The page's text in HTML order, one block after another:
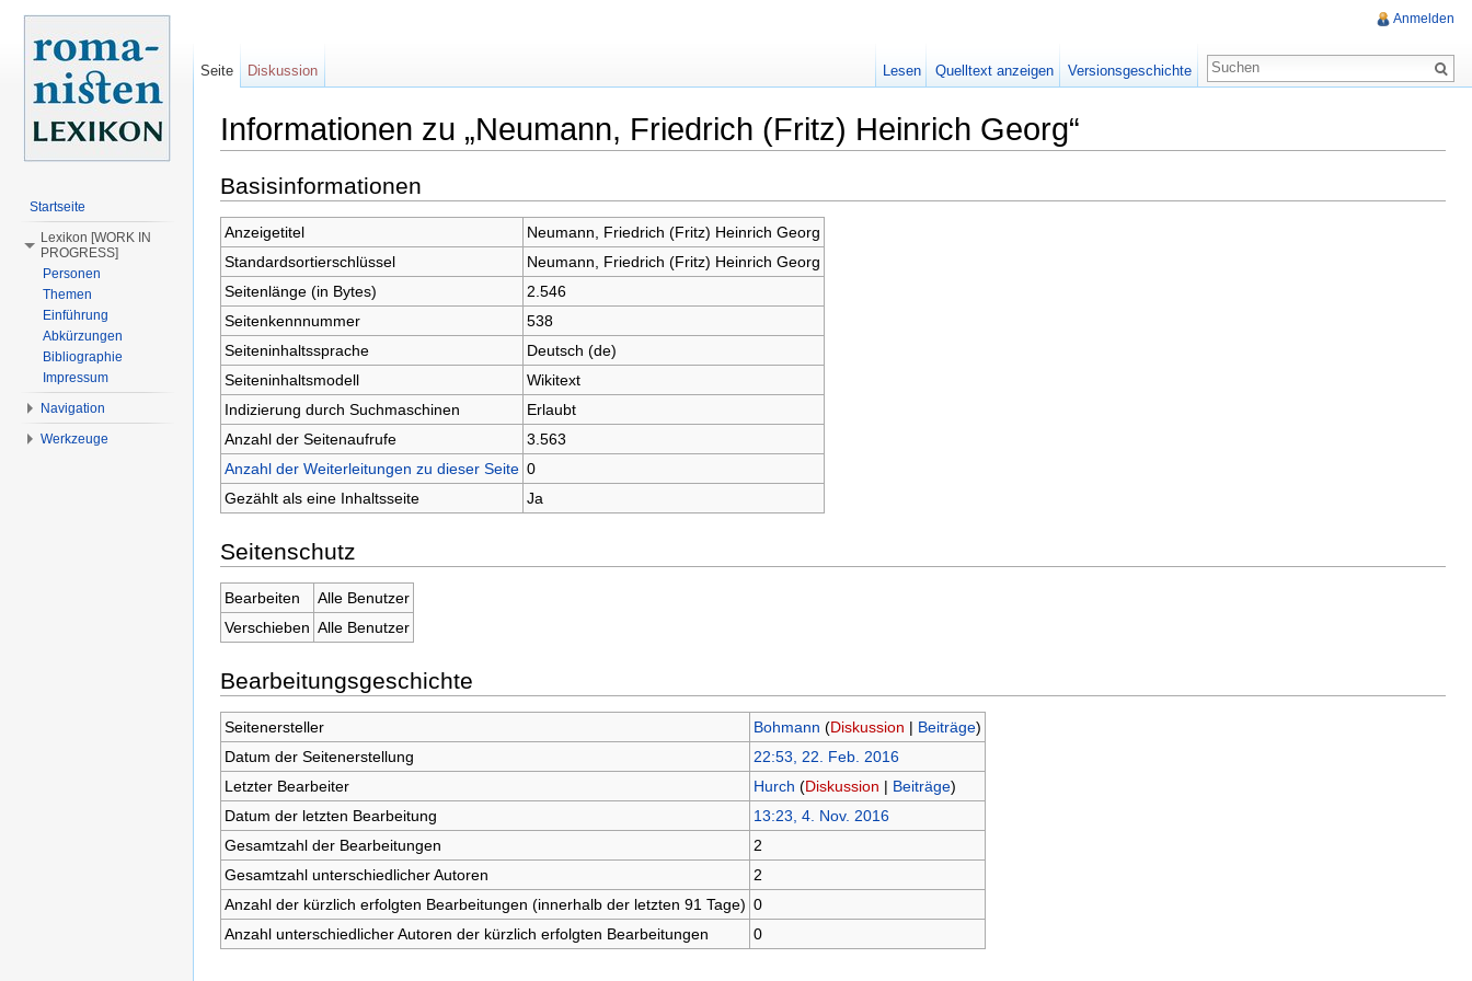
Informationen zu „Neumann, Friedrich (Fritz) Heinrich Georg“
Basisinformationen
Anzeigetitel
Neumann, Friedrich (Fritz) Heinrich Georg
Standardsortierschlüssel
Neumann, Friedrich (Fritz) Heinrich Georg
Seitenlänge (in Bytes)
2.546
Seitenkennnummer
538
Seiteninhaltssprache
Deutsch (de)
Seiteninhaltsmodell
Wikitext
Indizierung durch Suchmaschinen
Erlaubt
Anzahl der Seitenaufrufe
3.563
Anzahl der Weiterleitungen zu dieser Seite 0
Gezählt als eine Inhaltsseite
Ja
Seitenschutz
Bearbeiten
Alle Benutzer
Verschieben Alle Benutzer
Bearbeitungsgeschichte
Seitenersteller Bohmann (Diskussion | Beiträge)
Datum der Seitenerstellung
22:53, 22. Feb. 2016
Letzter Bearbeiter
Hurch (Diskussion | Beiträge)
Datum der letzten Bearbeitung
13:23, 4. Nov. 2016
Gesamtzahl der Bearbeitungen
2
Gesamtzahl unterschiedlicher Autoren
2
Anzahl der kürzlich erfolgten Bearbeitungen (innerhalb der letzten 91 Tage) 0
Anzahl unterschiedlicher Autoren der kürzlich erfolgten Bearbeitungen
0
Anmelden
Seite Diskussion Lesen Quelltext anzeigen Versionsgeschichte
Startseite
Lexikon [WORK IN
PROGRESS]
Personen
Themen
Einführung
Abkürzungen
Bibliographie
Impressum
Navigation
Werkzeuge